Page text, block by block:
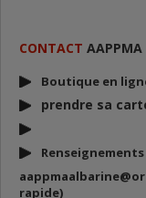
CONTACT AAPPMA
Boutique en
prendre sa
Renseignements
rapide)